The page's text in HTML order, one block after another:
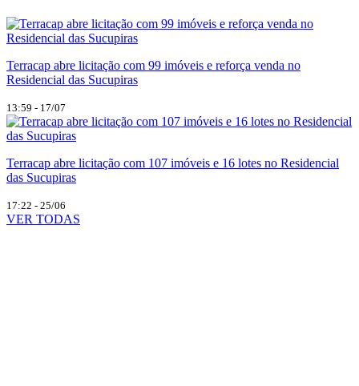
Terracap abre licitação com 99 imóveis e reforça venda no
Residencial das Sucupiras
13:59 - 17/07
Terracap abre licitação com 107 imóveis e 16 lotes no Residencial
das Sucupiras
17:22 - 25/06
VER TODAS